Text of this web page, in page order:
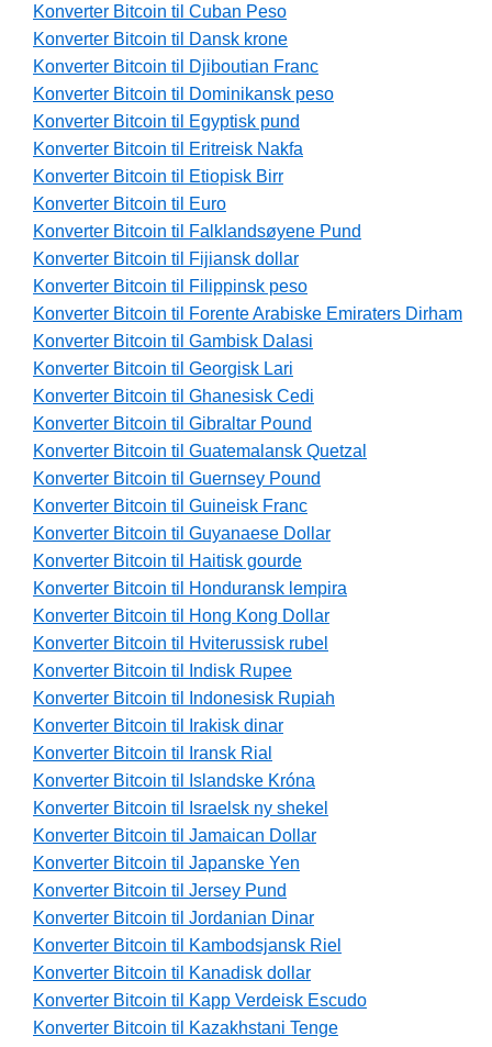
Konverter Bitcoin til Cuban Peso
Konverter Bitcoin til Dansk krone
Konverter Bitcoin til Djiboutian Franc
Konverter Bitcoin til Dominikansk peso
Konverter Bitcoin til Egyptisk pund
Konverter Bitcoin til Eritreisk Nakfa
Konverter Bitcoin til Etiopisk Birr
Konverter Bitcoin til Euro
Konverter Bitcoin til Falklandsøyene Pund
Konverter Bitcoin til Fijiansk dollar
Konverter Bitcoin til Filippinsk peso
Konverter Bitcoin til Forente Arabiske Emiraters Dirham
Konverter Bitcoin til Gambisk Dalasi
Konverter Bitcoin til Georgisk Lari
Konverter Bitcoin til Ghanesisk Cedi
Konverter Bitcoin til Gibraltar Pound
Konverter Bitcoin til Guatemalansk Quetzal
Konverter Bitcoin til Guernsey Pound
Konverter Bitcoin til Guineisk Franc
Konverter Bitcoin til Guyanaese Dollar
Konverter Bitcoin til Haitisk gourde
Konverter Bitcoin til Honduransk lempira
Konverter Bitcoin til Hong Kong Dollar
Konverter Bitcoin til Hviterussisk rubel
Konverter Bitcoin til Indisk Rupee
Konverter Bitcoin til Indonesisk Rupiah
Konverter Bitcoin til Irakisk dinar
Konverter Bitcoin til Iransk Rial
Konverter Bitcoin til Islandske Króna
Konverter Bitcoin til Israelsk ny shekel
Konverter Bitcoin til Jamaican Dollar
Konverter Bitcoin til Japanske Yen
Konverter Bitcoin til Jersey Pund
Konverter Bitcoin til Jordanian Dinar
Konverter Bitcoin til Kambodsjansk Riel
Konverter Bitcoin til Kanadisk dollar
Konverter Bitcoin til Kapp Verdeisk Escudo
Konverter Bitcoin til Kazakhstani Tenge